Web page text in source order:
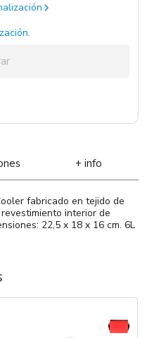
+ info
fabricado en tejido de
interior de
22,5 x 18 x 16 cm. 6L